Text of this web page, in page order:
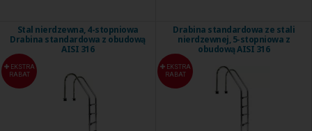
Stal nierdzewna, 4-stopniowa
Drabina standardowa z obudową
AISI 316
EKSTRA
RABAT
Drabina standardowa ze stali
nierdzewnej, 5-stopniowa z
obudową AISI 316
EKSTRA
RABAT